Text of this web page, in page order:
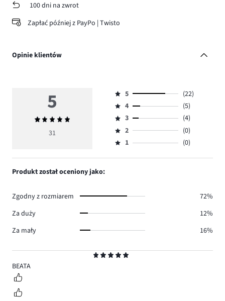
100 dni na zwrot
Zapłać później z PayPo | Twisto
Opinie klientów
5
BEATA
5
Średnia
ocena
31
Ocena
5,
ilość
głosów
22.
5
(22)
Ocena
4,
ilość
głosów
4
(5)
Ocena
3,
ilość
3
(4)
Ocena
2,
2
(0)
Ocena
1,
1 (0)
Produkt został oceniony jako:
Zgodny z rozmiarem
72%
Za duży
12%
Za mały
16%